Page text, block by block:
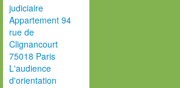
judiciaire
Appartement 94
rue de
Clignancourt
75018 Paris
L'audience
d'orientation